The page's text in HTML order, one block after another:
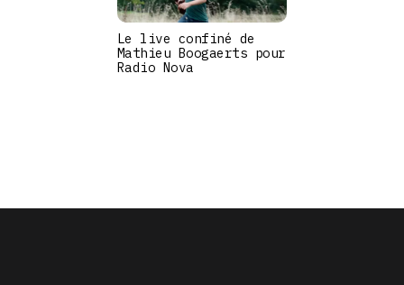
Le live confiné de
Mathieu Boogaerts pour
Radio Nova